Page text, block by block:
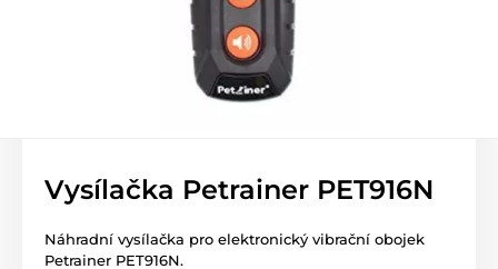
Vysílačka Petrainer PET916N
Náhradní vysílačka pro elektronický vibrační obojek
Petrainer PET916N.